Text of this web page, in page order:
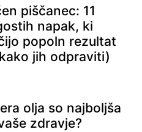
piščanec: 11
napak, ki
popoln rezultat
jih odpraviti)
olja so najboljša
zdravje?